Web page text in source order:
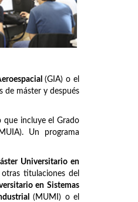
(GIA) o el
de máster y después
que incluye el Grado
Un programa
Universitario en
titulaciones del
en Sistemas
(MUMI) o el